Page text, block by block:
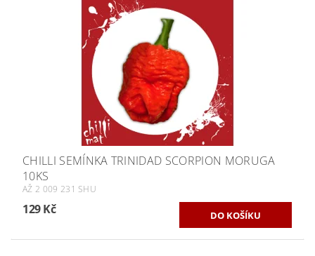
CHILLI SEMÍNKA TRINIDAD SCORPION MORUGA
10KS
AŽ 2 009 231 SHU
129 Kč